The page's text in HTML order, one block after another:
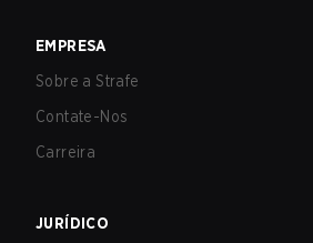
EMPRESA
Sobre a Strafe
Contate-Nos
Carreira
JURÍDICO